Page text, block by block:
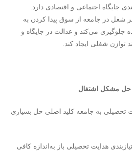
جایگاه اجتماعی و اقتصادی دارد.
شغل در جامعه از سوق پیدا کردن به
می‌کند و عدالت در جایگاه و
توازن شغلی ایجاد کند.
حل مشکل اشتغال
به جامعه کلید اصلی حل بسیاری
هدایت تحصیلی باز به‌اندازه کافی